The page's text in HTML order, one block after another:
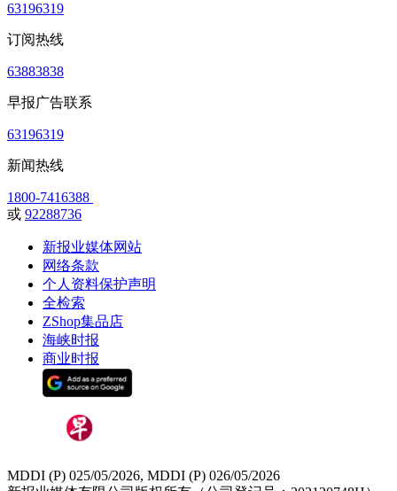
63196319
订阅热线
63883838
早报广告联系
63196319
新闻热线
1800-7416388
或 92288736
新报业媒体网站
网络条款
个人资料保护声明
全检索
ZShop集品店
海峡时报
商业时报
MDDI (P) 025/05/2026, MDDI (P) 026/05/2026